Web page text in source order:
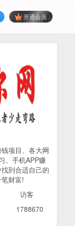
开通会员
建AI网站
流程
量&商业设
化为留量，设
模式425人已阅读
主，不需要真
项目、各大网
、手机APP赚
到合适自己的
财富!
访客
1788670